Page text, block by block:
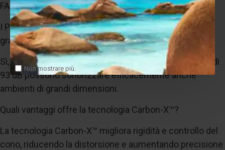
Non mostrare più.
FAQ SEO
I Paradigm Premier 820F v2 sono adatti ad ambienti
grandi?
Sì, grazie ai doppi woofer da 177 mm e alla sensibilità di
93 dB possono sonorizzare efficacemente anche
ambienti di grandi dimensioni.
Quali vantaggi offre la tecnologia Carbon-X™?
La tecnologia Carbon-X™ migliora rigidità e controllo del
cono, riducendo la distorsione e aumentando precisione